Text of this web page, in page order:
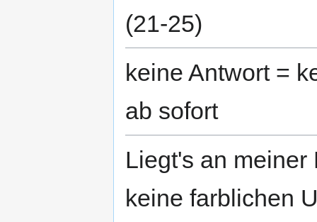
(21-25)
keine Antwort =
ab sofort
Liegt's an
keine farblichen